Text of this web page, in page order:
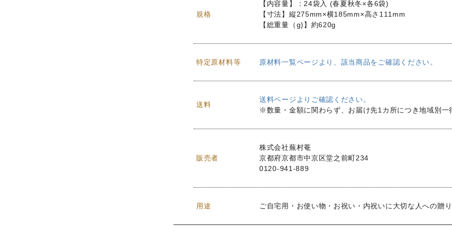
規格
【内容量】：24袋入 (春夏秋冬×各6袋)
【寸法】縦275mm×横185mm×高さ111mm
【総重量（g)】約620g
特定原材料等 原材料一覧ページより、該当商品をご確認ください。
送料
送料ページよりご確認ください。
※数量・金額に関わらず、お届け先1カ所につき地域別一
販売者
株式会社蕪村菴
京都府京都市中京区堂之前町234
0120-941-889
用途 ご自宅用・お使い物・お祝い・内祝いに大切な人への贈り